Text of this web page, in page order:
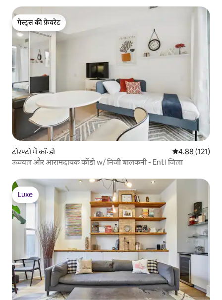
गेस्ट्स की फ़ेवरेट
गेस्ट्स की फ़ेवरेट
टोरण्टो में कॉन्डो औसत रेटिंग 5 में से
4.88 (121)
उज्ज्वल और आरामदायक कोंडो w/ निजी बालकनी - Ent। जिला
Luxe
Luxe